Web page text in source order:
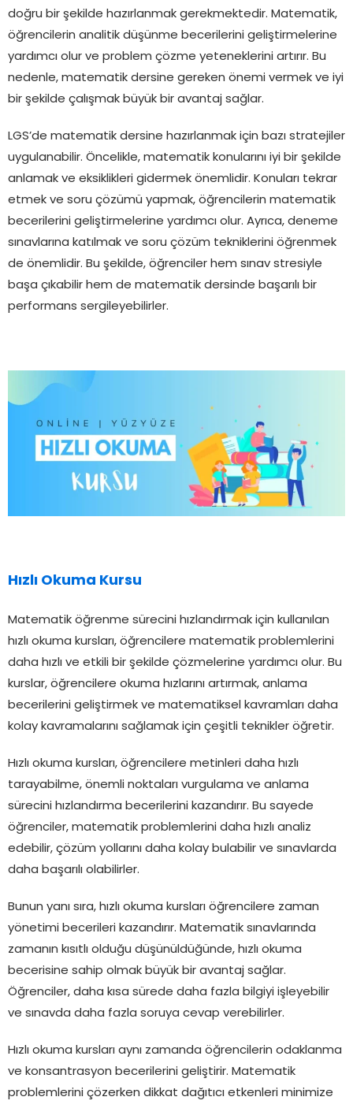
doğru bir şekilde hazırlanmak gerekmektedir. Matematik,
öğrencilerin analitik düşünme becerilerini geliştirmelerine
yardımcı olur ve problem çözme yeteneklerini artırır. Bu
nedenle, matematik dersine gereken önemi vermek ve iyi
bir şekilde çalışmak büyük bir avantaj sağlar.
LGS’de matematik dersine hazırlanmak için bazı stratejiler
uygulanabilir. Öncelikle, matematik konularını iyi bir şekilde
anlamak ve eksiklikleri gidermek önemlidir. Konuları tekrar
etmek ve soru çözümü yapmak, öğrencilerin matematik
becerilerini geliştirmelerine yardımcı olur. Ayrıca, deneme
sınavlarına katılmak ve soru çözüm tekniklerini öğrenmek
de önemlidir. Bu şekilde, öğrenciler hem sınav stresiyle
başa çıkabilir hem de matematik dersinde başarılı bir
performans sergileyebilirler.
Hızlı Okuma Kursu
Matematik öğrenme sürecini hızlandırmak için kullanılan
hızlı okuma kursları, öğrencilere matematik problemlerini
daha hızlı ve etkili bir şekilde çözmelerine yardımcı olur. Bu
kurslar, öğrencilere okuma hızlarını artırmak, anlama
becerilerini geliştirmek ve matematiksel kavramları daha
kolay kavramalarını sağlamak için çeşitli teknikler öğretir.
Hızlı okuma kursları, öğrencilere metinleri daha hızlı
tarayabilme, önemli noktaları vurgulama ve anlama
sürecini hızlandırma becerilerini kazandırır. Bu sayede
öğrenciler, matematik problemlerini daha hızlı analiz
edebilir, çözüm yollarını daha kolay bulabilir ve sınavlarda
daha başarılı olabilirler.
Bunun yanı sıra, hızlı okuma kursları öğrencilere zaman
yönetimi becerileri kazandırır. Matematik sınavlarında
zamanın kısıtlı olduğu düşünüldüğünde, hızlı okuma
becerisine sahip olmak büyük bir avantaj sağlar.
Öğrenciler, daha kısa sürede daha fazla bilgiyi işleyebilir
ve sınavda daha fazla soruya cevap verebilirler.
Hızlı okuma kursları aynı zamanda öğrencilerin odaklanma
ve konsantrasyon becerilerini geliştirir. Matematik
problemlerini çözerken dikkat dağıtıcı etkenleri minimize